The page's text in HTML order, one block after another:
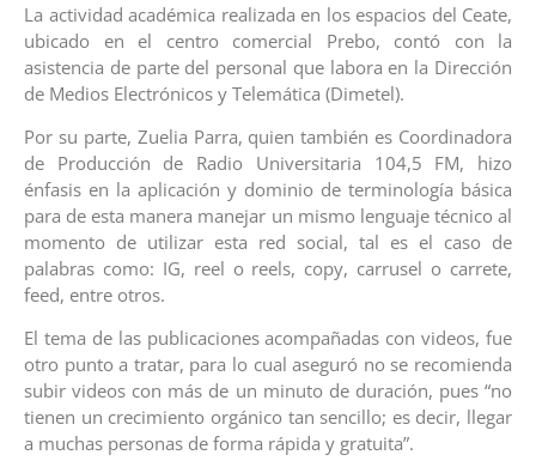
La actividad académica realizada en los espacios del Ceate,
ubicado en el centro comercial Prebo, contó con la
asistencia de parte del personal que labora en la Dirección
de Medios Electrónicos y Telemática (Dimetel).
Por su parte, Zuelia Parra, quien también es Coordinadora
de Producción de Radio Universitaria 104,5 FM, hizo
énfasis en la aplicación y dominio de terminología básica
para de esta manera manejar un mismo lenguaje técnico al
momento de utilizar esta red social, tal es el caso de
palabras como: IG, reel o reels, copy, carrusel o carrete,
feed, entre otros.
El tema de las publicaciones acompañadas con videos, fue
otro punto a tratar, para lo cual aseguró no se recomienda
subir videos con más de un minuto de duración, pues “no
tienen un crecimiento orgánico tan sencillo; es decir, llegar
a muchas personas de forma rápida y gratuita”.